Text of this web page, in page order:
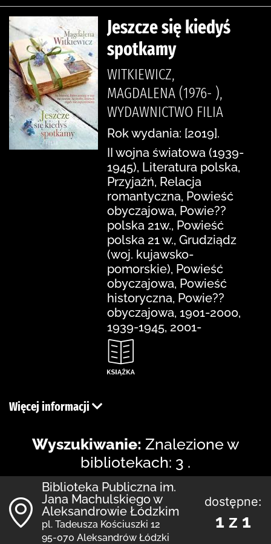
Jeszcze się kiedyś
spotkamy
WITKIEWICZ,
MAGDALENA (1976- ),
WYDAWNICTWO FILIA
Rok wydania: [2019].
II wojna światowa (1939-
1945), Literatura polska,
Przyjaźń, Relacja
romantyczna, Powieść
obyczajowa, Powie??
polska 21w., Powieść
polska 21 w., Grudziądz
(woj. kujawsko-
pomorskie), Powieść
obyczajowa, Powieść
historyczna, Powie??
obyczajowa, 1901-2000,
1939-1945, 2001-
Więcej informacji
Wyszukiwanie: Znalezione w
bibliotekach: 3 .
Biblioteka Publiczna im.
Jana Machulskiego w
Aleksandrowie Łódzkim
pl. Tadeusza Kościuszki 12
95-070 Aleksandrów Łódzki
dostępne:
1 z 1